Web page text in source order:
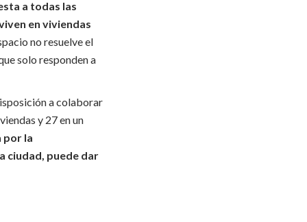
a todas las
en viviendas
no resuelve el
solo responden a
a colaborar
y 27 en un
por la
ciudad, puede dar